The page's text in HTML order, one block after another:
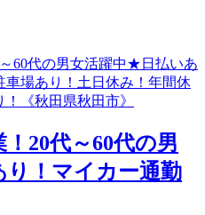
20代～60代の男
！マイカー通勤